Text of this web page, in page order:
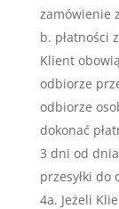
zamówienie
b. płatności
Klient
odbiorze
odbiorze
dokonać
3 dni od
przesyłki do
4a. Jeżeli